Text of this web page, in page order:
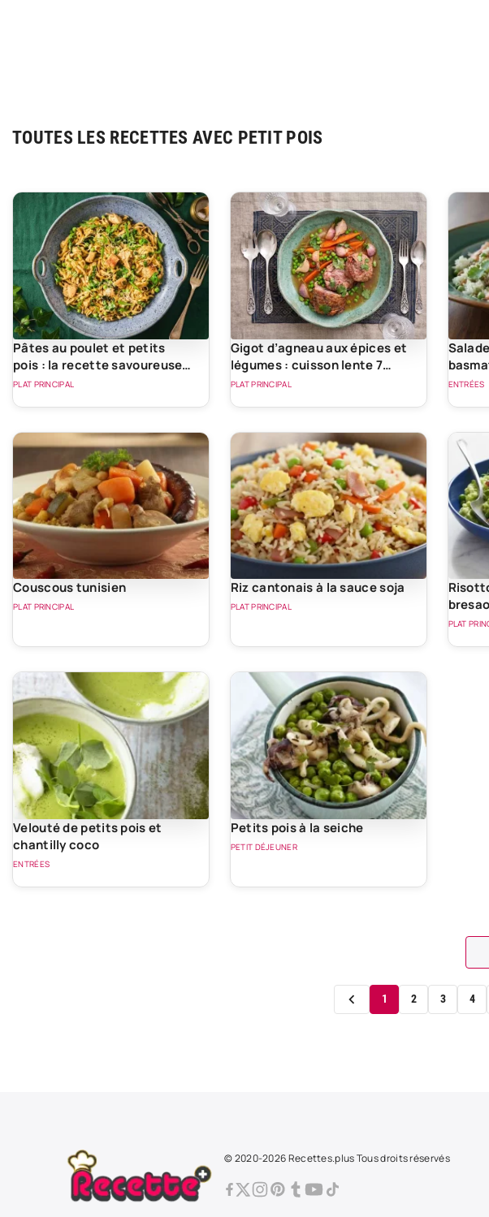
TOUTES LES RECETTES AVEC PETIT POIS
Pâtes au poulet et petits
pois : la recette savoureuse
au pesto de cajou
PLAT PRINCIPAL
Gigot d’agneau aux épices et
légumes : cuisson lente 7
heures inratable
PLAT PRINCIPAL ENTRÉES
Couscous tunisien
PLAT PRINCIPAL
Riz cantonais à la sauce soja
PLAT PRINCIPAL
PLAT
Velouté de petits pois et
chantilly coco
ENTRÉES
Petits pois à la seiche
PETIT DÉJEUNER
1 2 3 4
© 2020-2026 Recettes.plus Tous droits réservés